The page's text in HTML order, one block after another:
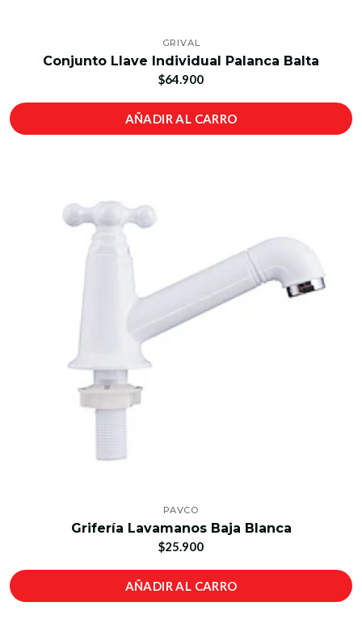
GRIVAL
Conjunto Llave Individual Palanca Balta
$64.900
AÑADIR AL CARRO
PAVCO
Grifería Lavamanos Baja Blanca
$25.900
AÑADIR AL CARRO